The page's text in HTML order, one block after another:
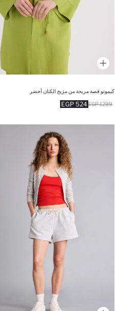
كيمونو قصة مريحة من مزيج الكتان أخضر
524 EGP 1299 EGP